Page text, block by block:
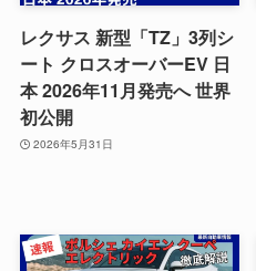
レクサス 新型「TZ」3列シ
ート クロスオーバーEV 日
本 2026年11月発売へ 世界
初公開
2026年5月31日